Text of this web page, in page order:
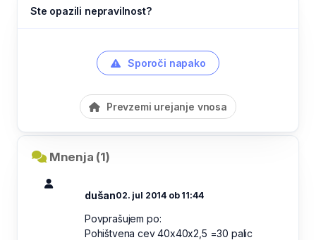
Ste opazili nepravilnost?
Sporoči napako
Prevzemi urejanje vnosa
Mnenja (1)
dušan02. jul 2014 ob 11:44
Povprašujem po:
Pohištvena cev 40x40x2,5 =30 palic